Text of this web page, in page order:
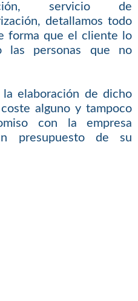
servicio de
detallamos todo
forma que el cliente lo
las personas que no
elaboración de dicho
alguno y tampoco
con la empresa
presupuesto de su